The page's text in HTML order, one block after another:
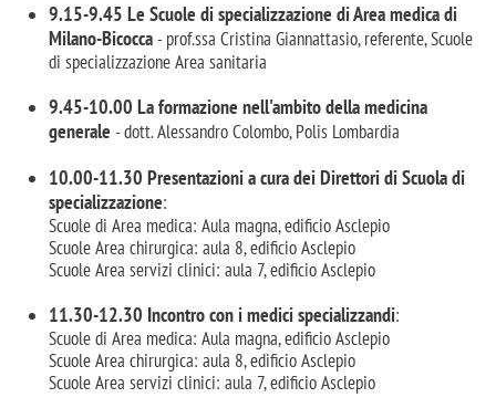
9.15-9.45 Le Scuole di specializzazione di Area medica di
Milano-Bicocca- prof.ssa Cristina Giannattasio, referente, Scuole
di specializzazione Area sanitaria
9.45-10.00 La formazione nell'ambito della medicina
generale - dott. Alessandro Colombo, Polis Lombardia
10.00-11.30 Presentazioni a cura dei Direttori di Scuola di
specializzazione:
Scuole di Area medica: Aula magna, edificio Asclepio
Scuole Area chirurgica: aula 8, edificio Asclepio
Scuole Area servizi clinici: aula 7, edificio Asclepio
11.30-12.30 Incontro con i medici specializzandi:
Scuole di Area medica: Aula magna, edificio Asclepio
Scuole Area chirurgica: aula 8, edificio Asclepio
Scuole Area servizi clinici: aula 7, edificio Asclepio